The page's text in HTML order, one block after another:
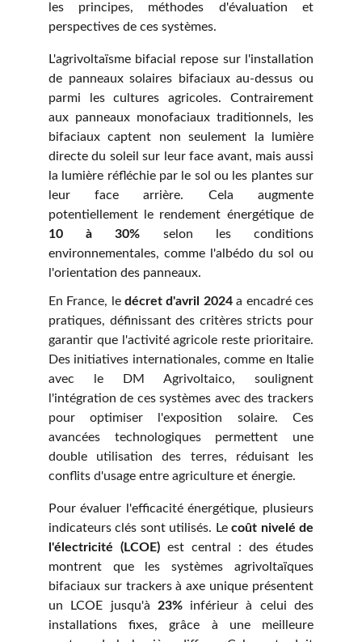
les principes, méthodes d'évaluation et
perspectives de ces systèmes.
L'agrivoltaïsme bifacial repose sur l'installation
de panneaux solaires bifaciaux au-dessus ou
parmi les cultures agricoles. Contrairement
aux panneaux monofaciaux traditionnels, les
bifaciaux captent non seulement la lumière
directe du soleil sur leur face avant, mais aussi
la lumière réfléchie par le sol ou les plantes sur
leur face arrière. Cela augmente
potentiellement le rendement énergétique de
10 à 30% selon les conditions
environnementales, comme l'albédo du sol ou
l'orientation des panneaux.
En France, ledécret d'avril 2024a encadré ces
pratiques, définissant des critères stricts pour
garantir que l'activité agricole reste prioritaire.
Des initiatives internationales, comme en Italie
avec le DM Agrivoltaico, soulignent
l'intégration de ces systèmes avec des trackers
pour optimiser l'exposition solaire. Ces
avancées technologiques permettent une
double utilisation des terres, réduisant les
conflits d'usage entre agriculture et énergie.
Pour évaluer l'efficacité énergétique, plusieurs
indicateurs clés sont utilisés. Lecoût nivelé de
l'électricité (LCOE) est central : des études
montrent que les systèmes agrivoltaïques
bifaciaux sur trackers à axe unique présentent
un LCOE jusqu'à 23%inférieur à celui des
installations fixes, grâce à une meilleure